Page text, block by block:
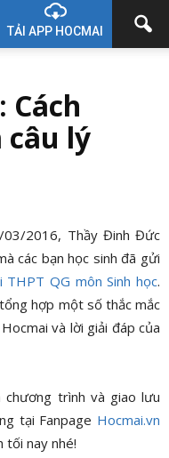
TẢI APP HOCMAI
Cách
lý
2016, Thầy Đinh Đức
các bạn học sinh đã gửi
QG môn Sinh học.
hợp một số thắc mắc
và lời giải đáp của
chương trình và giao lưu
tại Fanpage Hocmai.vn
tối nay nhé!